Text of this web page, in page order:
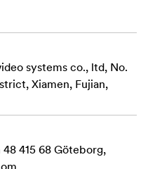
systems co., ltd, No.
Xiamen, Fujian,
415 68 Göteborg,